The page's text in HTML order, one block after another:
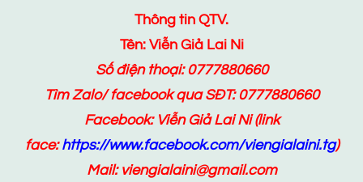
Thông tin QTV.
Tên: Viễn Giả Lai Ni
Số điện thoại: 0777880660
Tìm Zalo/ facebook qua SĐT: 0777880660
Facebook: Viễn Giả Lai Ni(link
face:https://www.facebook.com/viengialaini.tg)
Mail: viengialaini@gmail.com